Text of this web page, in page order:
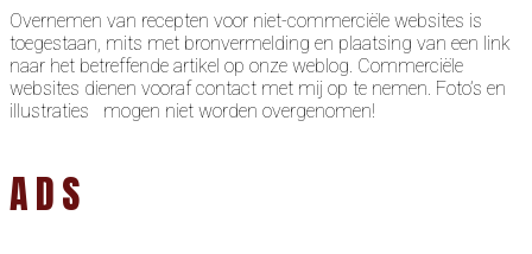
Overnemen van recepten voor niet-commerciële websites is
toegestaan, mits met bronvermelding en plaatsing van een link
naar het betreffende artikel op onze weblog. Commerciële
websites dienen vooraf contact met mij op te nemen. Foto’s en
illustraties mogen niet worden overgenomen!
ADS